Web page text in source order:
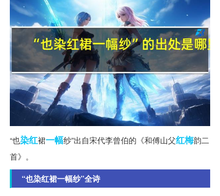
“也染红裙一幅纱”出自宋代李曾伯的《和傅山父红梅韵二
首》。
“也染红裙一幅纱”全诗